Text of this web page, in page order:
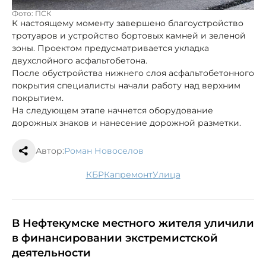
Фото: ПСК
К настоящему моменту завершено благоустройство
тротуаров и устройство бортовых камней и зеленой
зоны. Проектом предусматривается укладка
двухслойного асфальтобетона.
После обустройства нижнего слоя асфальтобетонного
покрытия специалисты начали работу над верхним
покрытием.
На следующем этапе начнется оборудование
дорожных знаков и нанесение дорожной разметки.
Автор:Роман Новоселов
КБР капремонт улица
В Нефтекумске местного жителя уличили
в финансировании экстремистской
деятельности